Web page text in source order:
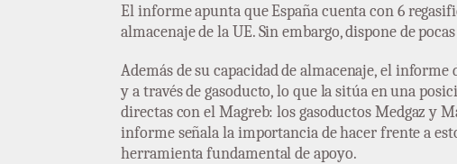
El informe apunta que España cuenta con 6
almacenaje de la UE. Sin embargo, dispone de
Además de su capacidad de almacenaje, el informe
y a través de gasoducto, lo que la sitúa en una
directas con el Magreb: los gasoductos Medgaz y
informe señala la importancia de hacer frente a
herramienta fundamental de apoyo.